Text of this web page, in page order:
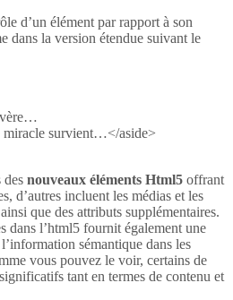
d’un élément par rapport à son
dans la version étendue suivant le
miracle survient…</aside>
des nouveaux éléments Html5 offrant
d’autres incluent les médias et les
que des attributs supplémentaires.
dans l’html5 fournit également une
sémantique dans les
vous pouvez le voir, certains de
tant en termes de contenu et